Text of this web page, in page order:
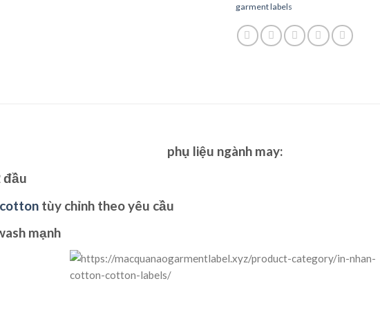
garment labels
phụ liệu ngành may:
đầu
tùy chỉnh theo yêu cầu
mạnh